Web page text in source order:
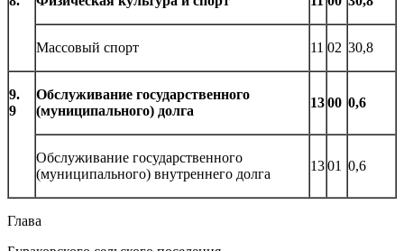
Массовый спорт 11 02 30,8
9.
9
Обслуживание государственного
(муниципального) долга
1300 0,6
Обслуживание государственного
(муниципального) внутреннего долга
1301 0,6
Глава